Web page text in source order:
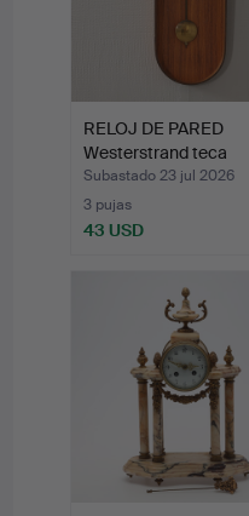
RELOJ DE PARED
Westerstrand teca
mediados …
Subastado 23 jul 2026
3 pujas
43 USD